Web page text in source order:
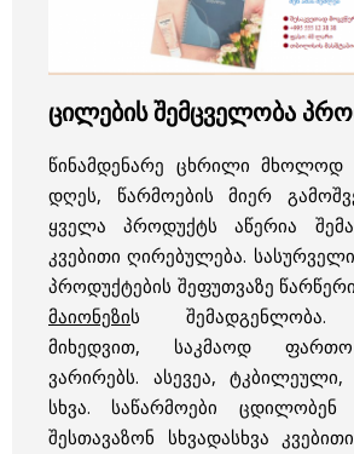
ცილების შემცველობა
წინამდენარე ცხრილი მხოლოდ
დღეს, წარმოების მიერ
ყველა პროდუქტს აწერია
კვებითი ღირებულება.
პროდუქტების შეფუთვაზე
მაიონეზის შემადგენლობა.
მიხედვით, საკმაოდ ფართო
ვარირებს. ასევეა,
სხვა. საწარმოები ცდილობენ
შესთავაზონ სხვადასხვა